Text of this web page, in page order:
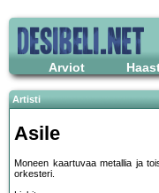
Arviot
Artisti
Asile
Moneen kaartuvaa metallia ja
orkesteri.